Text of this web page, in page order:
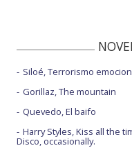
Siloé, Terrorismo
Gorillaz, The mountain
Quevedo, El baifo
Harry Styles, Kiss all the
Disco, occasionally.